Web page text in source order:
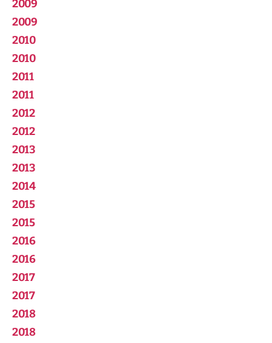
2009
2009
2010
2010
2011
2011
2012
2012
2013
2013
2014
2015
2015
2016
2016
2017
2017
2018
2018